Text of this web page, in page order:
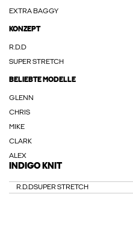
EXTRA BAGGY
KONZEPT
R.D.D
SUPER STRETCH
BELIEBTE MODELLE
GLENN
CHRIS
MIKE
CLARK
ALEX
INDIGO KNIT
R.D.DSUPER STRETCH